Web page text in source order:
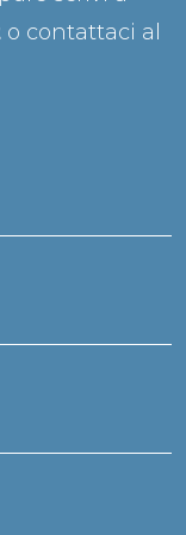
o contattaci al